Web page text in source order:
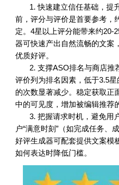
1. 快速建立信任基础，提
前，评分与评价是首要参考，
定。4星以上评分能带来约20-
器可快速产出自然流畅的文案
优质好评。
2. 支撑ASO排名与商店推
评价列为排名因素，低于3.5
的次数显著减少。稳定获取正
中的可见度，增加被编辑推荐
3. 把握请求时机，避免用
户“满意时刻”（如完成任务、
好评生成器可配套提供文案模
如何表达时降低门槛。